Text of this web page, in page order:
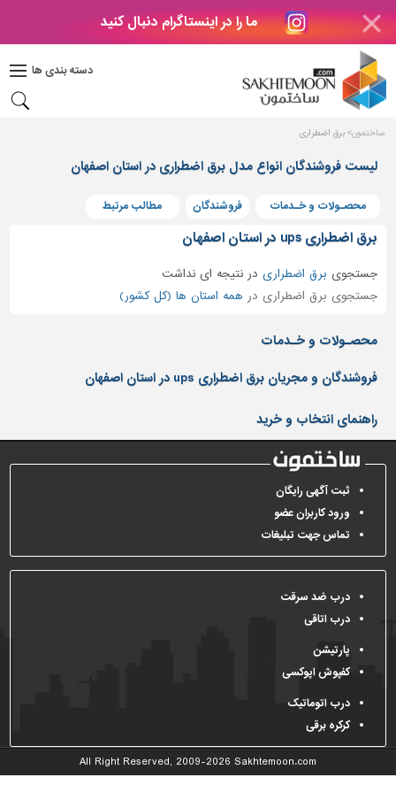
ما را در اینستاگرام دنبال کنید
دسته بندی ها
دکوراسیون
بتن
های
بتنی
و
پنجره
ساختمانی
نرده
و
حفاظ
کفپوش
و
سنگ
سرویس
بهداشتی
ابزار،یراق
و
آلات
برقی،روشنایی،ایمنی
محوطه
سازی
و
نما
ساخت
ساختمون برق اضطراری
لیست فروشندگان انواع مدل برق اضطراری در استان اصفهان
محصـولات و خـدمات فروشندگان مطالب مرتبط
برق اضطراری ups در استان اصفهان
جستجوی برق اضطراری درنتیجه ای نداشت
جستجوی برق اضطراری در همه استان ها (کل کشور)
محصـولات و خـدمات
فروشندگان و مجریان برق اضطراری ups در استان اصفهان
راهنمای انتخاب و خرید
ثبت آگهی رایگان
ورود کاربران عضو
تماس جهت تبلیغات
درب ضد سرقت
درب اتاقی
پارتیشن
کفپوش اپوکسی
درب اتوماتیک
کرکره برقی
All Right Reserved, 2009-2026 Sakhtemoon.com